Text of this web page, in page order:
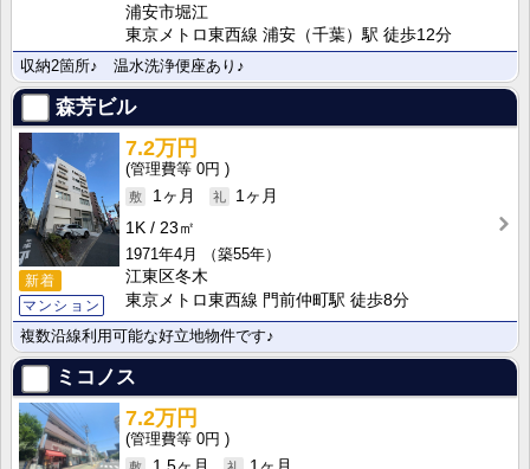
浦安市堀江
東京メトロ東西線 浦安（千葉）駅 徒歩12分
収納2箇所♪ 温水洗浄便座あり♪
森芳ビル
新着
マンション
7.2万円
0円
1ヶ月
1ヶ月
1K
23㎡
1971年4月
（築55年）
江東区冬木
東京メトロ東西線 門前仲町駅 徒歩8分
複数沿線利用可能な好立地物件です♪
ミコノス
7.2万円
0円